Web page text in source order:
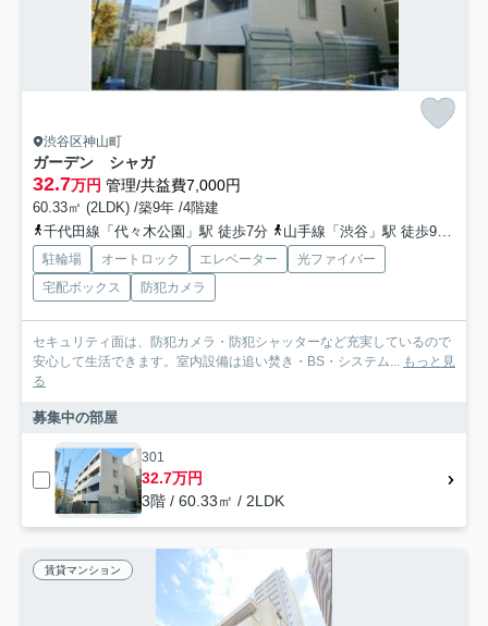
渋谷区神山町
ガーデン シャガ
32.7万円 管理/共益費7,000円
60.33㎡ (2LDK) /築9年 /4階建
千代田線「代々木公園」駅 徒歩7分
山手線「渋谷」駅 徒歩9分
駐輪場 オートロック エレベーター
光ファイバー
宅配ボックス
防犯カメラ
セキュリティ面は、防犯カメラ・防犯シャッターなど充実しているので
安心して生活できます。室内設備は追い焚き・BS・システム... もっと見
る
募集中の部屋
301
32.7万円
3階 / 60.33㎡ / 2LDK
賃貸マンション